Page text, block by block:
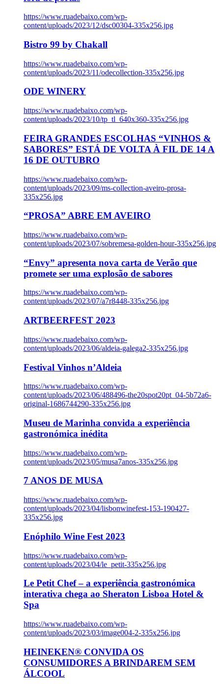
https://www.ruadebaixo.com/wp-
content/uploads/2023/12/dsc00304-335x256.jpg
Bistro 99 by Chakall
https://www.ruadebaixo.com/wp-
content/uploads/2023/11/odecollection-335x256.jpg
ODE WINERY
https://www.ruadebaixo.com/wp-
content/uploads/2023/10/tp_tl_640x360-335x256.jpg
FEIRA GRANDES ESCOLHAS “VINHOS &
SABORES” ESTÁ DE VOLTA À FIL DE 14 A
16 DE OUTUBRO
https://www.ruadebaixo.com/wp-
content/uploads/2023/09/ms-collection-aveiro-prosa-
335x256.jpg
“PROSA” ABRE EM AVEIRO
https://www.ruadebaixo.com/wp-
content/uploads/2023/07/sobremesa-golden-hour-335x256.jpg
“Envy” apresenta nova carta de Verão que
promete ser uma explosão de sabores
https://www.ruadebaixo.com/wp-
content/uploads/2023/07/a7r8448-335x256.jpg
ARTBEERFEST 2023
https://www.ruadebaixo.com/wp-
content/uploads/2023/06/aldeia-galega2-335x256.jpg
Festival Vinhos n’Aldeia
https://www.ruadebaixo.com/wp-
content/uploads/2023/06/488496-the20spot20pt_04-5b72a6-
original-1686744290-335x256.jpg
Museu de Marinha convida a experiência
gastronómica inédita
https://www.ruadebaixo.com/wp-
content/uploads/2023/05/musa7anos-335x256.jpg
7 ANOS DE MUSA
https://www.ruadebaixo.com/wp-
content/uploads/2023/04/lisbonwinefest-153-190427-
335x256.jpg
Enóphilo Wine Fest 2023
https://www.ruadebaixo.com/wp-
content/uploads/2023/04/le_petit-335x256.jpg
Le Petit Chef – a experiência gastronómica
interativa chega ao Sheraton Lisboa Hotel &
Spa
https://www.ruadebaixo.com/wp-
content/uploads/2023/03/image004-2-335x256.jpg
HEINEKEN® CONVIDA OS
CONSUMIDORES A BRINDAREM SEM
ÁLCOOL